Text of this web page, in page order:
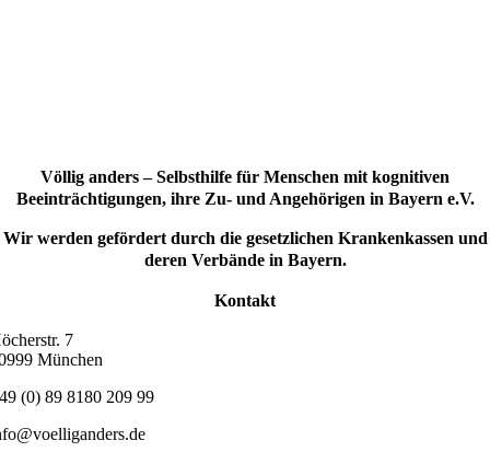
Völlig anders – Selbsthilfe für Menschen mit kognitiven
Beeinträchtigungen, ihre Zu- und Angehörigen in Bayern e.V.
Wir werden gefördert durch die gesetzlichen Krankenkassen und
deren Verbände in Bayern.
Kontakt
7
München
(0) 89 8180 209 99